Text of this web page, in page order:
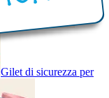
Gilet di sicurezza per